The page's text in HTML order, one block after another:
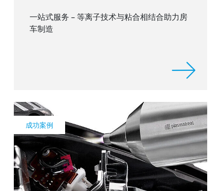
一站式服务 – 等离子技术与粘合相结合助力房
车制造
成功案例